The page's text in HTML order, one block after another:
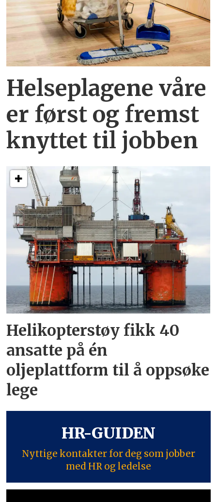
Helseplagene våre
er først og fremst
knyttet til jobben
Helikopterstøy fikk 40
ansatte på én
oljeplattform til å oppsøke
lege
HR-GUIDEN
Nyttige kontakter for deg som jobber
med HR og ledelse